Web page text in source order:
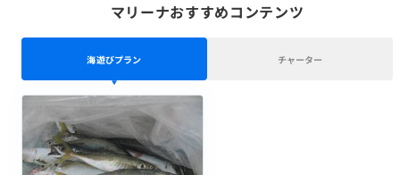
マリーナおすすめコンテンツ
海遊びプラン チャーター